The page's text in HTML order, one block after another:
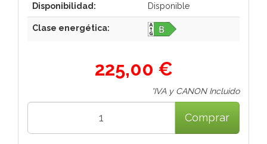
Disponibilidad: Disponible
Clase energética:
225,00 €
*IVA y CANON Incluido
Comprar